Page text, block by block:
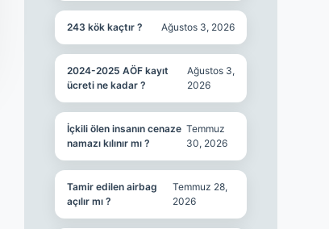
243 kök kaçtır ? Ağustos 3, 2026
2024-2025 AÖF kayıt
ücreti ne kadar ?
Ağustos 3,
2026
İçkili ölen insanın cenaze
namazı kılınır mı ?
Temmuz
30, 2026
Tamir edilen airbag
açılır mı ?
Temmuz 28,
2026